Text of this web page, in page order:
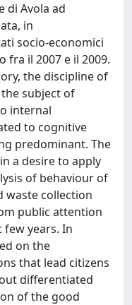
di Avola ad
in
socio-economici
il 2007 e il 2009.
the discipline of
subject of
internal
to cognitive
predominant. The
a desire to apply
of behaviour of
collection
public attention
few years. In
on the
that lead citizens
differentiated
of the good